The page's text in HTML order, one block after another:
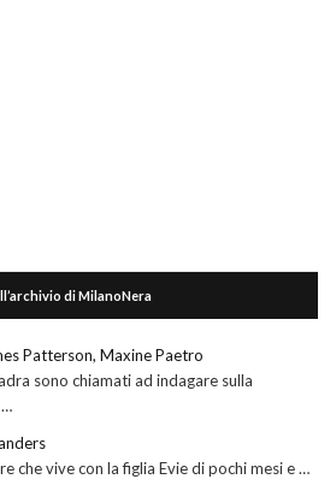
di MilanoNera
Patterson, Maxine Paetro
sono chiamati ad indagare sulla
…
che vive con la figlia Evie di pochi mesi e …